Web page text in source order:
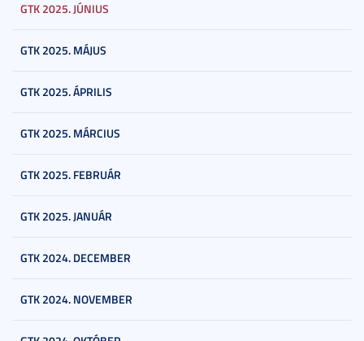
GTK 2025. JÚNIUS
GTK 2025. MÁJUS
GTK 2025. ÁPRILIS
GTK 2025. MÁRCIUS
GTK 2025. FEBRUÁR
GTK 2025. JANUÁR
GTK 2024. DECEMBER
GTK 2024. NOVEMBER